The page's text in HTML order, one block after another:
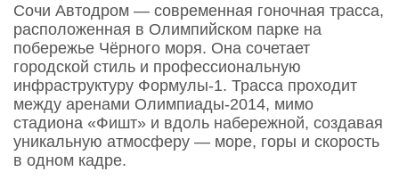
Сочи Автодром — современная гоночная трасса,
расположенная в Олимпийском парке на
побережье Чёрного моря. Она сочетает
городской стиль и профессиональную
инфраструктуру Формулы‑1. Трасса проходит
между аренами Олимпиады‑2014, мимо
стадиона «Фишт» и вдоль набережной, создавая
уникальную атмосферу — море, горы и скорость
в одном кадре.